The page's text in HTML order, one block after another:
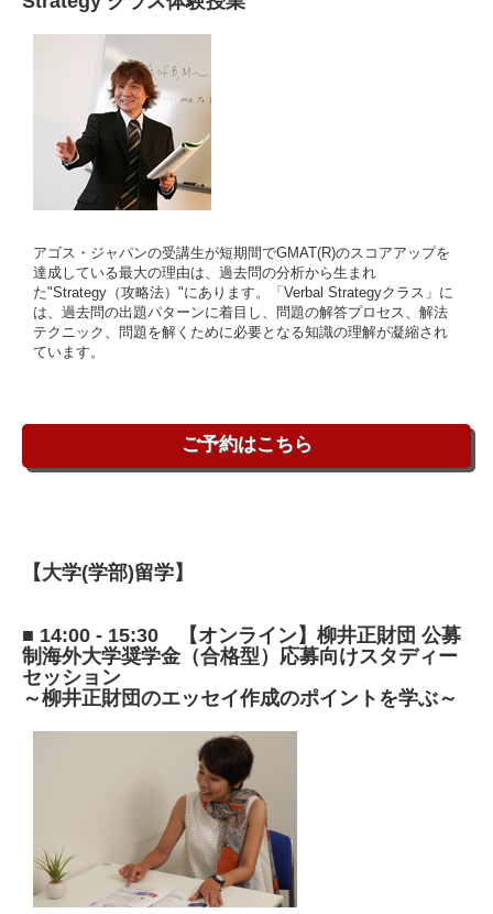
アゴス・ジャパンの受講生が短期間でGMAT(R)のスコアアップを
達成している最大の理由は、過去問の分析から生まれ
た"Strategy（攻略法）"にあります。「Verbal Strategyクラス」に
は、過去問の出題パターンに着目し、問題の解答プロセス、解法
テクニック、問題を解くために必要となる知識の理解が凝縮され
ています。
ご予約はこちら
【大学(学部)留学】
■ 14:00 - 15:30 【オンライン】柳井正財団 公募
制海外大学奨学金（合格型）応募向けスタディー
セッション
～柳井正財団のエッセイ作成のポイントを学ぶ～